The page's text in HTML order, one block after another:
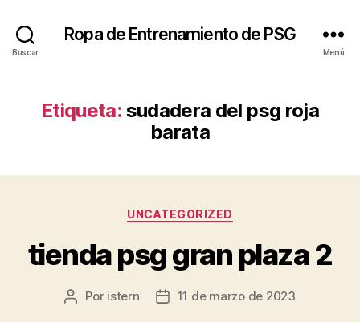
Buscar
Ropa de Entrenamiento de PSG
Menú
Etiqueta: sudadera del psg roja
barata
Categorías
UNCATEGORIZED
tienda psg gran plaza 2
Autor
Por istern
Fecha11 de marzo de 2023